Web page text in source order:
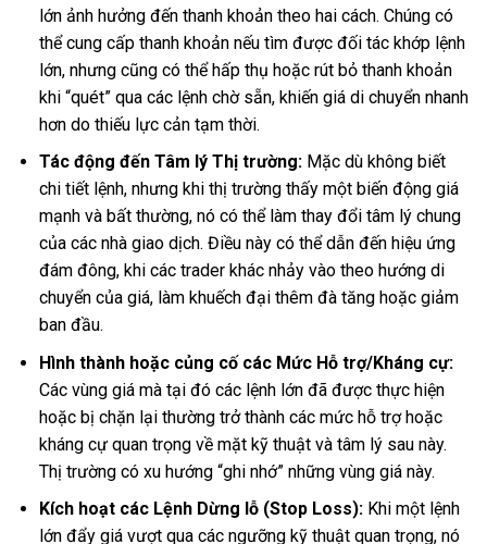
lớn ảnh hưởng đến thanh khoản theo hai cách. Chúng có
thể cung cấp thanh khoản nếu tìm được đối tác khớp lệnh
lớn, nhưng cũng có thể hấp thụ hoặc rút bỏ thanh khoản
khi “quét” qua các lệnh chờ sẵn, khiến giá di chuyển nhanh
hơn do thiếu lực cản tạm thời.
Tác động đến Tâm lý Thị trường:Mặc dù không biết
chi tiết lệnh, nhưng khi thị trường thấy một biến động giá
mạnh và bất thường, nó có thể làm thay đổi tâm lý chung
của các nhà giao dịch. Điều này có thể dẫn đến hiệu ứng
đám đông, khi các trader khác nhảy vào theo hướng di
chuyển của giá, làm khuếch đại thêm đà tăng hoặc giảm
ban đầu.
Hình thành hoặc củng cố các Mức Hỗ trợ/Kháng cự:
Các vùng giá mà tại đó các lệnh lớn đã được thực hiện
hoặc bị chặn lại thường trở thành các mức hỗ trợ hoặc
kháng cự quan trọng về mặt kỹ thuật và tâm lý sau này.
Thị trường có xu hướng “ghi nhớ” những vùng giá này.
Kích hoạt các Lệnh Dừng lỗ (Stop Loss):Khi một lệnh
lớn đẩy giá vượt qua các ngưỡng kỹ thuật quan trọng, nó